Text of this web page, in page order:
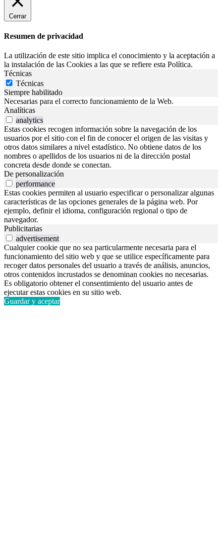
Cerrar
Resumen de privacidad
La utilización de este sitio implica el conocimiento y la aceptación a
la instalación de las Cookies a las que se refiere esta Política.
Técnicas
Técnicas
Siempre habilitado
Necesarias para el correcto funcionamiento de la Web.
Analíticas
analytics
Estas cookies recogen información sobre la navegación de los
usuarios por el sitio con el fin de conocer el origen de las visitas y
otros datos similares a nivel estadístico. No obtiene datos de los
nombres o apellidos de los usuarios ni de la dirección postal
concreta desde donde se conectan.
De personalización
performance
Estas cookies permiten al usuario especificar o personalizar algunas
características de las opciones generales de la página web. Por
ejemplo, definir el idioma, configuración regional o tipo de
navegador.
Publicitarias
advertisement
Cualquier cookie que no sea particularmente necesaria para el
funcionamiento del sitio web y que se utilice específicamente para
recoger datos personales del usuario a través de análisis, anuncios,
otros contenidos incrustados se denominan cookies no necesarias.
Es obligatorio obtener el consentimiento del usuario antes de
ejecutar estas cookies en su sitio web.
Guardar y aceptar